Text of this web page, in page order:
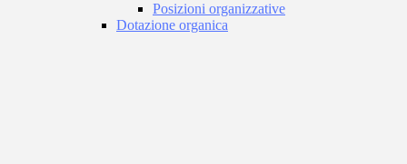
Posizioni organizzative
Dotazione organica